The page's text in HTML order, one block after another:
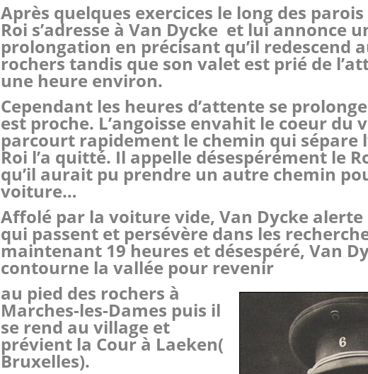
Après quelques exercices le long des
Roi s’adresse à Van Dycke et lui annonce
prolongation en précisant qu’il redescend
rochers tandis que son valet est prié de
une heure environ.
Cependant les heures d’attente se
est proche. L’angoisse envahit le coeur du
parcourt rapidement le chemin qui sépare
Roi l’a quitté. Il appelle désespérément le
qu’il aurait pu prendre un autre chemin
voiture…
Affolé par la voiture vide, Van Dycke alerte
qui passent et persévère dans les
maintenant 19 heures et désespéré, Van
contourne la vallée pour revenir
au pied des rochers à
Marches-les-Dames puis il
se rend au village et
prévient la Cour à Laeken(
Bruxelles).